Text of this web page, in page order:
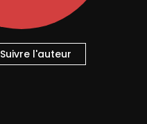
Suivre l'auteur